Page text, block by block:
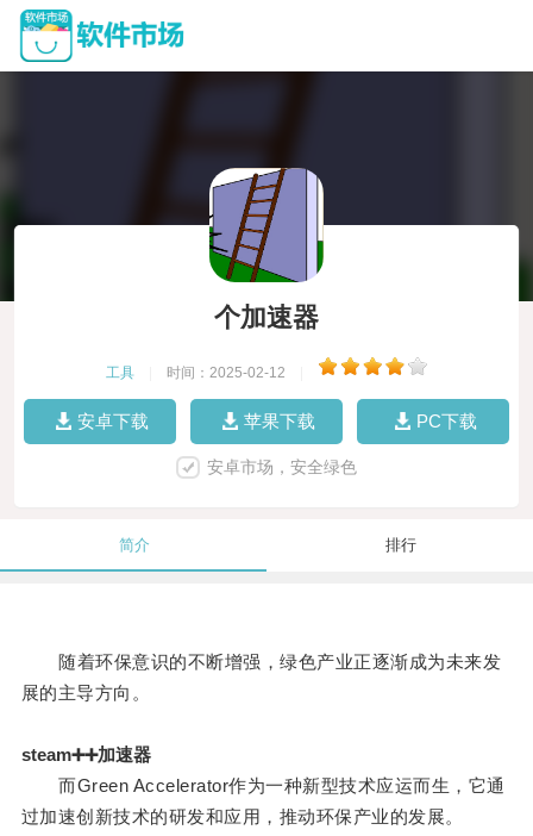
个加速器
工具 时间：2025-02-12
安卓下载 苹果下载 PC下载
安卓市场，安全绿色
简介 排行
随着环保意识的不断增强，绿色产业正逐渐成为未来发
展的主导方向。
steam➕➕加速器
而Green Accelerator作为一种新型技术应运而生，它通
过加速创新技术的研发和应用，推动环保产业的发展。